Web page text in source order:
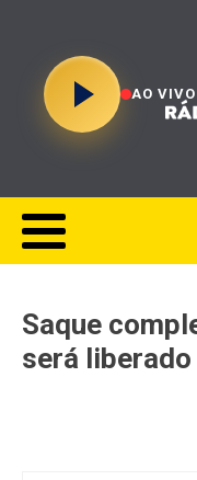
AO VIVO
Saque
será